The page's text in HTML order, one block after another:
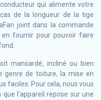
qui alimente votre
de la longueur de la tige
joint dans la commande
fournir pour pouvoir faire
mansardé, incliné ou bien
genre de toiture, la mise en
faciles. Pour cela, nous vous
l’appareil repose sur une